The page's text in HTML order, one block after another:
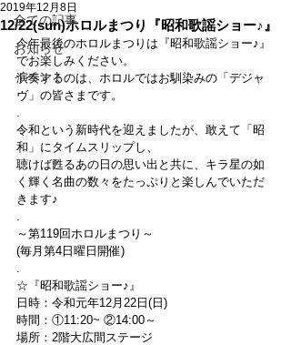
全ての記事
お知らせ
イベント
12/22(sun)ホロルまつり『昭和歌謡ショー♪』
2019年12月8日
今年最後のホロルまつりは『昭和歌謡ショー♪』
でお楽しみください。
演奏するのは、ホロルではお馴染みの「デジャ
ヴ」の皆さまです。
.
令和という新時代を迎えましたが、敢えて「昭
和」にタイムスリップし、
聴けば甦るあの日の思い出と共に、キラ星の如
く輝く名曲の数々をたっぷりと楽しんでいただ
きます♪
.
～第119回ホロルまつり～
(毎月第4日曜日開催)
.
☆『昭和歌謡ショー♪』
日時：令和元年12月22日(日)
時間：①11:20~ ②14:00～
場所：2階大広間ステージ